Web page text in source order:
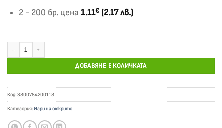
2 - 200 бр. цена1.11€ (2.17 лв.)
ДОБАВЯНЕ В КОЛИЧКАТА
Код:3800784200118
Категория:Игри на открито